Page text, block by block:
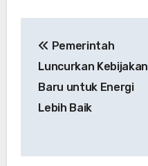
pos
Pemerintah
Luncurkan Kebijakan
Baru untuk Energi
Lebih Baik